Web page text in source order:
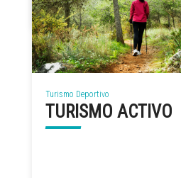
Turismo Deportivo
TURISMO ACTIVO